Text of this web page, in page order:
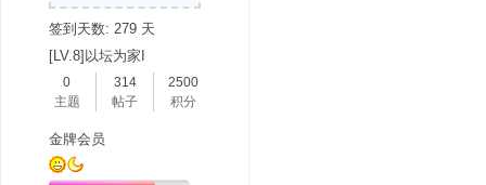
签到天数: 279 天
[LV.8]以坛为家I
0
主题
314
帖子
2500
积分
金牌会员